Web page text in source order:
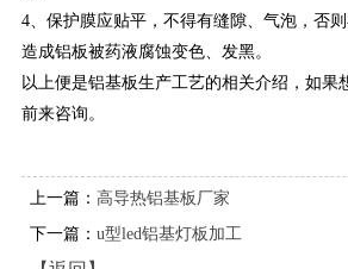
4、保护膜应贴平，不得有缝隙、气泡，否
造成铝板被药液腐蚀变色、发黑。
以上便是铝基板生产工艺的相关介绍，如果
前来咨询。
上一篇： 高导热铝基板厂家
下一篇： u型led铝基灯板加工